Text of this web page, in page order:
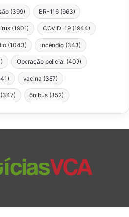
(399) BR-116 (963)
(1901) COVID-19 (1944)
(1043) incêndio (343)
Operação policial (409)
vacina (387)
(347) ônibus (352)